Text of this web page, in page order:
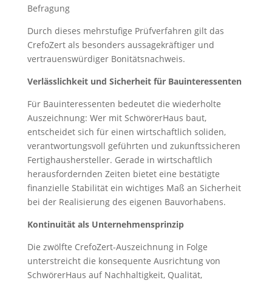
Befragung
Durch dieses mehrstufige Prüfverfahren gilt das
CrefoZert als besonders aussagekräftiger und
vertrauenswürdiger Bonitätsnachweis.
Verlässlichkeit und Sicherheit für Bauinteressenten
Für Bauinteressenten bedeutet die wiederholte
Auszeichnung: Wer mit SchwörerHaus baut,
entscheidet sich für einen wirtschaftlich soliden,
verantwortungsvoll geführten und zukunftssicheren
Fertighaushersteller. Gerade in wirtschaftlich
herausfordernden Zeiten bietet eine bestätigte
finanzielle Stabilität ein wichtiges Maß an Sicherheit
bei der Realisierung des eigenen Bauvorhabens.
Kontinuität als Unternehmensprinzip
Die zwölfte CrefoZert-Auszeichnung in Folge
unterstreicht die konsequente Ausrichtung von
SchwörerHaus auf Nachhaltigkeit, Qualität,